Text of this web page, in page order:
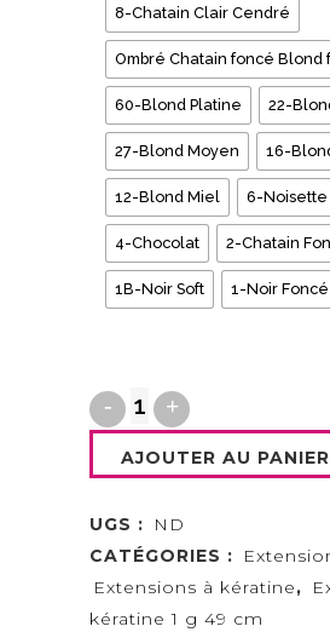
8-Chatain Clair Cendré
Ombré Chatain foncé Blond
60-Blond Platine 22-
27-Blond Moyen 16-
12-Blond Miel 6-Noisette
4-Chocolat 2-Chatain
1B-Noir Soft 1-Noir Foncé
AJOUTER AU PANIER
UGS :
ND
CATÉGORIES :
Extensions à kératine,
kératine 1 g 49 cm